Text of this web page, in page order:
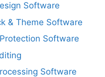
Software
& Theme Software
Software
Software